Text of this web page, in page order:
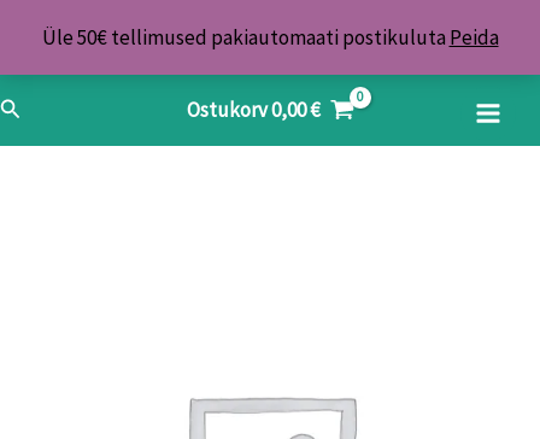
Üle 50€ tellimused pakiautomaati postikuluta Peida
content
Search Ostukorv0,00€